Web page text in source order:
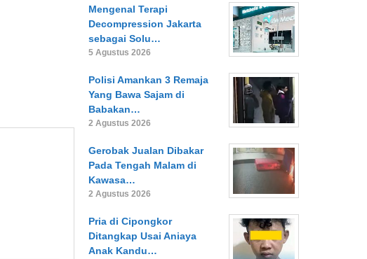
Mengenal Terapi
Decompression Jakarta
sebagai Solu…
5 Agustus 2026
Polisi Amankan 3 Remaja
Yang Bawa Sajam di
Babakan…
2 Agustus 2026
Gerobak Jualan Dibakar
Pada Tengah Malam di
Kawasa…
2 Agustus 2026
Pria di Cipongkor
Ditangkap Usai Aniaya
Anak Kandu…